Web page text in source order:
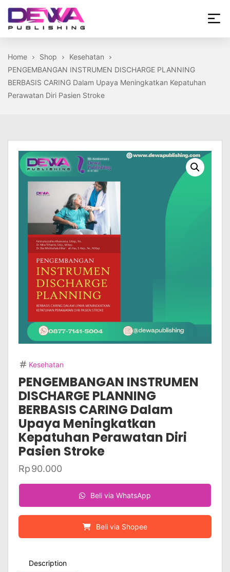
Skip
theDewa
Home
Shop
Kesehatan
PENGEMBANGAN INSTRUMEN DISCHARGE PLANNING
BERBASIS CARING Dalam Upaya Meningkatkan Kepatuhan
Perawatan Diri Pasien Stroke
Kesehatan
PENGEMBANGAN INSTRUMEN
DISCHARGE PLANNING
BERBASIS CARING Dalam
Upaya Meningkatkan
Kepatuhan Perawatan Diri
Pasien Stroke
Rp90.000
Beli via WhatsApp
Beli via Shopee
Description